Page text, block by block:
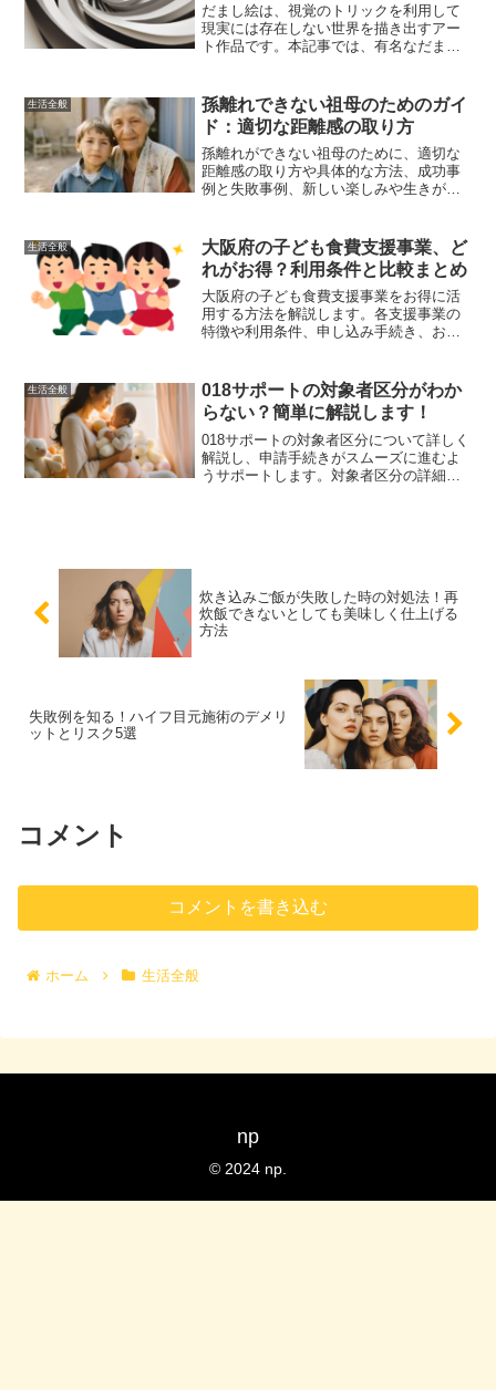
だまし絵は、視覚のトリックを利用して
現実には存在しない世界を描き出すアー
ト作品です。本記事では、有名なだまし
の巨匠たちの作品を通じて、だまし絵の
魅力とその効果を探ります。
生活全般
孫離れできない祖母のためのガイ
ド：適切な距離感の取り方
孫離れができない祖母のために、適切な
距離感の取り方や具体的な方法、成功事
例と失敗事例、新しい楽しみや生きがい
生活全般
大阪府の子ども食費支援事業、ど
れがお得？利用条件と比較まとめ
大阪府の子ども食費支援事業をお得に活
用する方法を解説します。各支援事業の
特徴や利用条件、申し込み手続き、お得
ガイドです。
生活全般
018サポートの対象者区分がわか
らない？簡単に解説します！
018サポートの対象者区分について詳しく
解説し、申請手続きがスムーズに進むよ
うサポートします。対象者区分の詳細、
炊き込みご飯が失敗した時の対処法！再
炊飯できないとしても美味しく仕上げる
方法
失敗例を知る！ハイフ目元施術のデメリ
ットとリスク5選
コメント
コメントを書き込む
ホーム 生活全般
np
© 2024 np.